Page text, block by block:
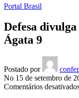
Portal Brasil
Defesa
Ágata 9
Postado por
No 15 de setembro de
Comentários